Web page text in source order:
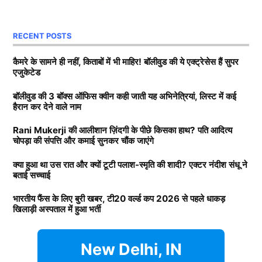
चुके हैं.
Daughters of Bollywood Actresses: मां से भी ज्यादा
खूबसूरत? इन 3 बॉलीवुड एक्ट्रेसेस की बेटियों ने लूटी महफिल
बॉलीवुड की 3 सबसे बड़ी हीरोइन्स जिनकी नानी-परनानी कोठे पर
TAGGED: #bollywood Aditya chopra
Rani Mukerji Husband
दावा किया गया कि पलाश ने स्मृति (Smriti Mandhana) को
धोखा दिया है. लेकिन क्रिकेटर ने कभी अधिकारिक तौर पर नहीं
बताया कि उनके मंगेतर ने धोखा दिया है. अब टीवी एक्टर नंदीश
संधू ने बताया है कि उस रात क्या हुआ?
Smriti Mandhana और पलाश की क्यों
टूटी शादी?
दरअसल, टीवी एक्टर नंदीश संधू स्मृति और पलाश की शादी में
पहुंचे थे. उस वक्त वह वेन्यू पर ही था. अब नंदीश संधू ने बताया
कि उस रात दोनों परिवारों के बीच क्या हुआ था. मिस मालिनी को
दिए गए इंटरव्यू में नंदीश ने पलाश पर लगे धोखे के आरोपों पर
उन्होंने कहा कि कुछ भी कहने से पहले पलाश को उनका पक्ष रखने
RECENT POSTS
कैमरे के सामने ही नहीं, किताबों में भी माहिर! बॉलीवुड की ये एक्ट्रेसेस हैं सुपर
एजुकेटेड
बॉलीवुड की 3 बॉक्स ऑफिस क्वीन कही जाती यह अभिनेत्रियां, लिस्ट में कई
हैरान कर देने वाले नाम
Rani Mukerji की आलीशान ज़िंदगी के पीछे किसका हाथ? पति आदित्य
चोपड़ा की संपत्ति और कमाई सुनकर चौंक जाएंगे
क्या हुआ था उस रात और क्यों टूटी पलाश-स्मृति की शादी? एक्टर नंदीश संधू ने
बताई सच्चाई
भारतीय फैंस के लिए बुरी खबर, टी20 वर्ल्ड कप 2026 से पहले धाकड़
खिलाड़ी अस्पताल में हुआ भर्ती
New Delhi, IN